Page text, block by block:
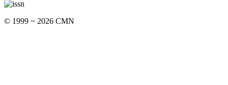
© 1999 ~ 2026 CMN